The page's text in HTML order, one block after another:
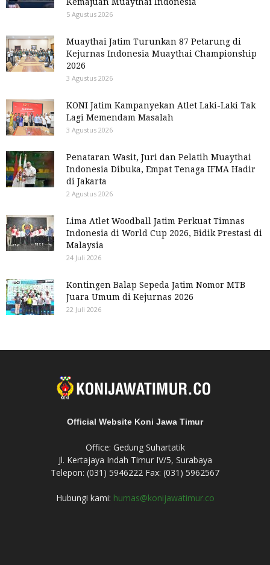
5 Agustus 2026
Muaythai Jatim Turunkan 87 Petarung di
Kejurnas Indonesia Muaythai Championship
2026
3 Agustus 2026
KONI Jatim Kampanyekan Atlet Laki-Laki Tak
Lagi Memendam Masalah
3 Agustus 2026
Penataran Wasit, Juri dan Pelatih Muaythai
Indonesia Dibuka, Empat Tenaga IFMA Hadir
di Jakarta
2 Agustus 2026
Lima Atlet Woodball Jatim Perkuat Timnas
Indonesia di World Cup 2026, Bidik Prestasi di
Malaysia
24 Juli 2026
Kontingen Balap Sepeda Jatim Nomor MTB
Juara Umum di Kejurnas 2026
22 Juli 2026
Official Website Koni Jawa Timur
Office: Gedung Suhartatik
Jl. Kertajaya Indah Timur IV/5, Surabaya
Telepon: (031) 5946222 Fax: (031) 5962567
Hubungi kami: humas@konijawatimur.co